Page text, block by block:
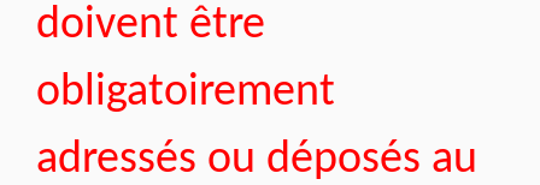
doivent être
obligatoirement
adressés ou déposés au